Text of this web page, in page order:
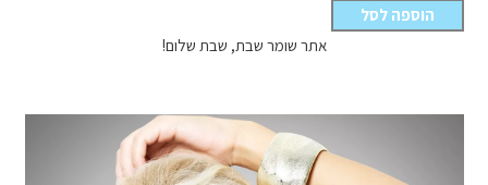
הוספה לסל
אתר שומר שבת, שבת שלום!